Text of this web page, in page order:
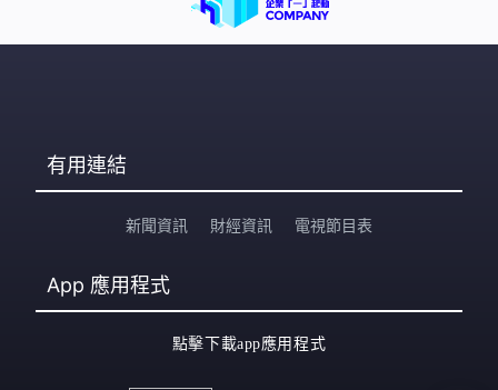
有用連結
新聞資訊 財經資訊 電視節目表
App 應用程式
點擊下載app應用程式